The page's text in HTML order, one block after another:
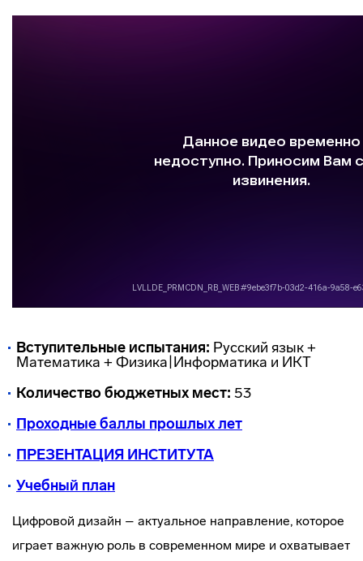
Вступительные испытания: Русский язык +
Математика + Физика|Информатика и ИКТ
Количество бюджетных мест: 53
Проходные баллы прошлых лет
ПРЕЗЕНТАЦИЯ ИНСТИТУТА
Учебный план
Цифровой дизайн – актуальное направление, которое
играет важную роль в современном мире и охватывает